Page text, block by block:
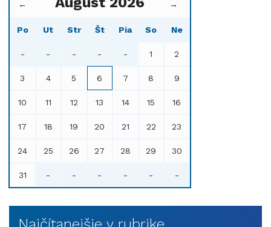
← →
Po Ut Str Št Pia So Ne
- - - - - 1 2
3 4 5 6 7 8 9
10 11 12 13 14 15 16
17 18 19 20 21 22 23
24 25 26 27 28 29 30
31 - - - - - -